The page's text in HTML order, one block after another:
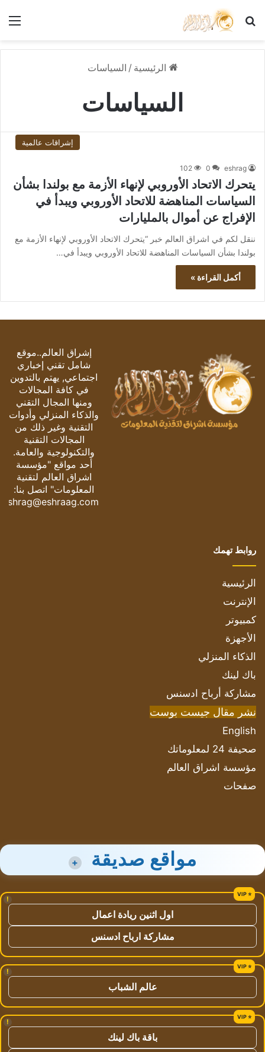
بحث عن
الرئيسية / السياسات
السياسات
إشراقات عالمية
eshrag
0
102
يتحرك الاتحاد الأوروبي لإنهاء الأزمة مع بولندا بشأن
السياسات المناهضة للاتحاد الأوروبي ويبدأ في
الإفراج عن أموال بالمليارات
ننقل لكم في اشراق العالم خبر “يتحرك الاتحاد الأوروبي لإنهاء الأزمة مع
بولندا بشأن السياسات المناهضة للاتحاد الأوروبي ويبدأ في…
أكمل القراءة »
إشراق العالم..موقع
شامل تقني إخباري
اجتماعي, يهتم بالتدوين
في كافة المجالات
ومنها المجال التقني
والذكاء المنزلي وأدوات
التقنية وغير ذلك من
المجالات التقنية
والتكنولوجية والعامة.
أحد مواقع "مؤسسة
اشراق العالم لتقنية
المعلومات" اتصل بنا:
eshrag@eshraag.com
روابط تهمك
الرئيسية
الإنترنت
كمبيوتر
الأجهزة
الذكاء المنزلي
باك لينك
مشاركة أرباح ادسنس
نشر مقال جيست بوست
English
صحيفة 24 لمعلوماتك
مؤسسة اشراق العالم
صفحات
مواقع صديقة +
!
اول اثنين ريادة اعمال
مشاركة ارباح ادسنس
!
عالم الشباب
!
باقة باك لينك